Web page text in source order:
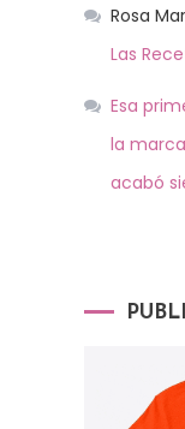
Rosa
Las
Esa
la
acabó